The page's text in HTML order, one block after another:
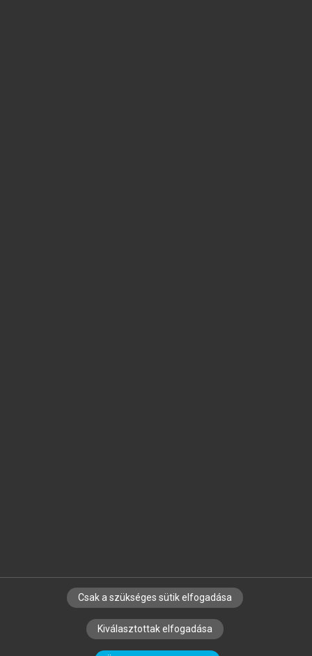
SZERZŐKNEK CÉGEKNEK KÖNYVTÁROSOKNAK
SZERKESZTÉSI ÉS LEKTORÁLÁSI ALAPELVEK
Csak a szükséges sütik elfogadása
Kiválasztottak elfogadása